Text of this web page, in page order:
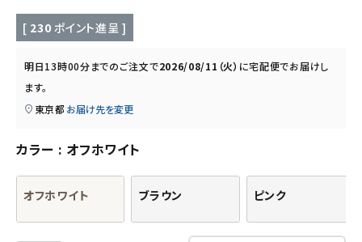
定期購入
ナチュラムーン
エコメイト
ナチュラプラス
[ 230 ポイント進呈 ]
明日13時00分までのご注文で2026/08/11（火） に宅配便でお届けし
ます。
東京都 お届け先を変更
カラー オフホワイト
オフホワイト ブラウン ピンク